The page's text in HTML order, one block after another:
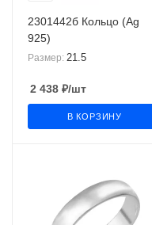
2301442б Кольцо (Ag
925)
Размер: 21.5
2 438 ₽/шт
В КОРЗИНУ